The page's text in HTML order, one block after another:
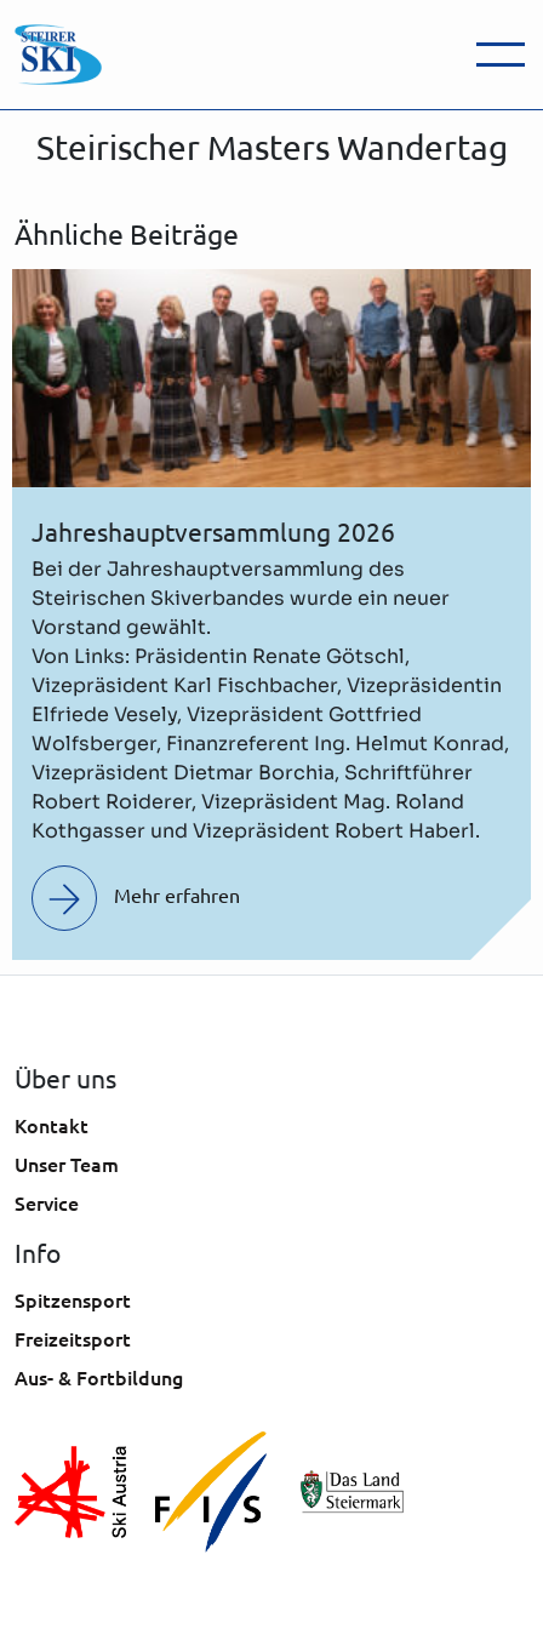
Steirischer Masters Wandertag
Ähnliche Beiträge
Jahreshauptversammlung 2026
Bei der Jahreshauptversammlung des
Steirischen Skiverbandes wurde ein neuer
Vorstand gewählt.
Von Links: Präsidentin Renate Götschl,
Vizepräsident Karl Fischbacher, Vizepräsidentin
Elfriede Vesely, Vizepräsident Gottfried
Wolfsberger, Finanzreferent Ing. Helmut Konrad,
Vizepräsident Dietmar Borchia, Schriftführer
Robert Roiderer, Vizepräsident Mag. Roland
Kothgasser und Vizepräsident Robert Haberl.
Mehr erfahren
Über uns
Kontakt
Unser Team
Service
Info
Spitzensport
Freizeitsport
Aus- & Fortbildung